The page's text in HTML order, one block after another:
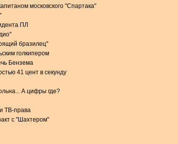
московского "Спартака"
ПЛ
бразилец"
голкипером
Бензема
41 цент в секунду
А цифры где?
ТВ-права
с "Шахтером"